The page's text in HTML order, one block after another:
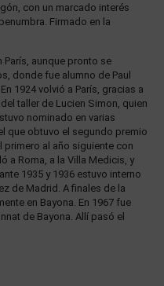
con un marcado interés
Firmado en la
París, aunque pronto se
donde fue alumno de Paul
1924 volvió a París, gracias a
taller de Lucien Simon, quien
nominado en varias
que obtuvo el segundo premio
primero al año siguiente con
a Roma, a la Villa Medicis, y
1935 y 1936 estuvo interno
de Madrid. A finales de la
en Bayona. En 1967 fue
de Bayona. Allí pasó el